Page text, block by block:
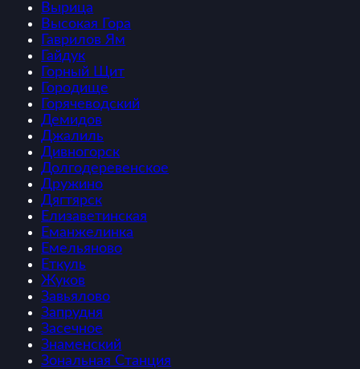
Вырица
Высокая Гора
Гаврилов Ям
Гайдук
Горный Щит
Городище
Горячеводский
Демидов
Джалиль
Дивногорск
Долгодеревенское
Дружино
Дягтярск
Елизаветинская
Еманжелинка
Емельяново
Еткуль
Жуков
Завьялово
Запрудня
Засечное
Знаменский
Зональная Станция